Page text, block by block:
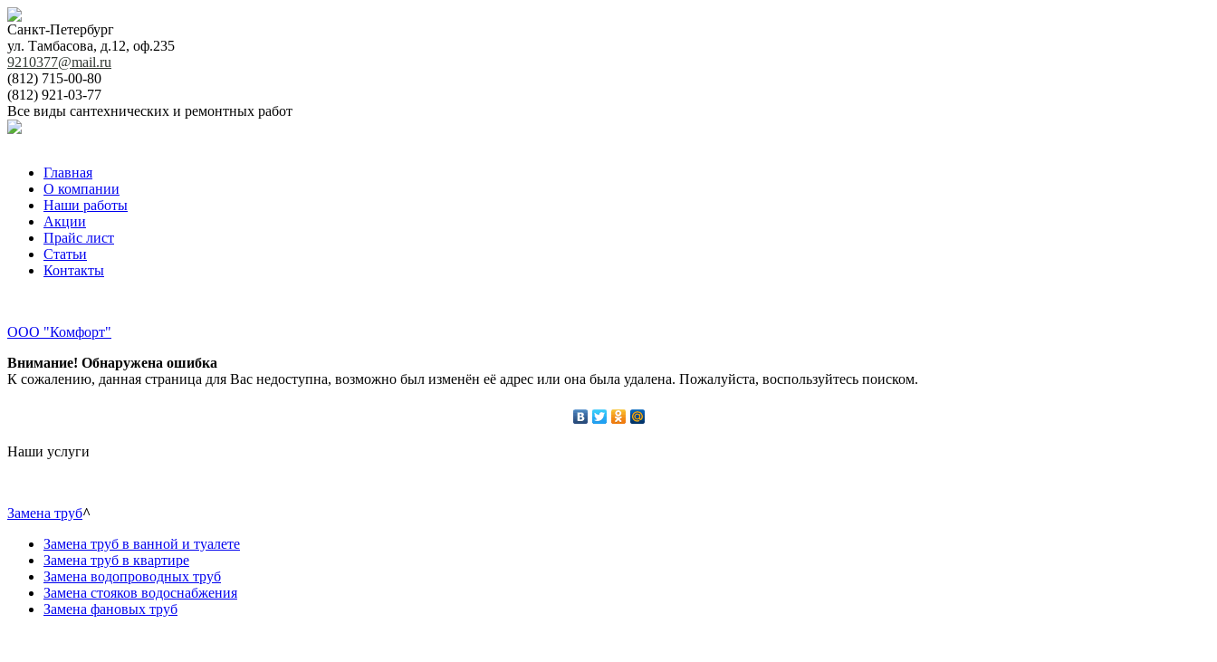
Санкт-Петербург
ул. Тамбасова, д.12, оф.235
9210377@mail.ru
(812) 715-00-80
(812) 921-03-77
Все виды сантехнических и ремонтных работ
Главная
О компании
Наши работы
Акции
Прайс лист
Статьи
Контакты
ООО "Комфорт"
Внимание! Обнаружена ошибка
К сожалению, данная страница для Вас недоступна, возможно был изменён её адрес или она была удалена. Пожалуйста, воспользуйтесь поиском.
Наши услуги
Замена труб^
Замена труб в ванной и туалете
Замена труб в квартире
Замена водопроводных труб
Замена стояков водоснабжения
Замена фановых труб